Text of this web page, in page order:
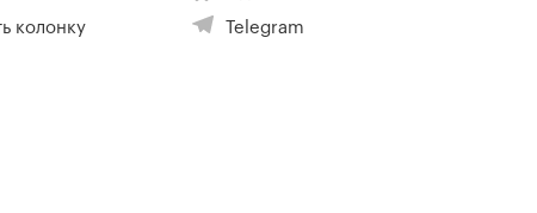
колонку
Telegram